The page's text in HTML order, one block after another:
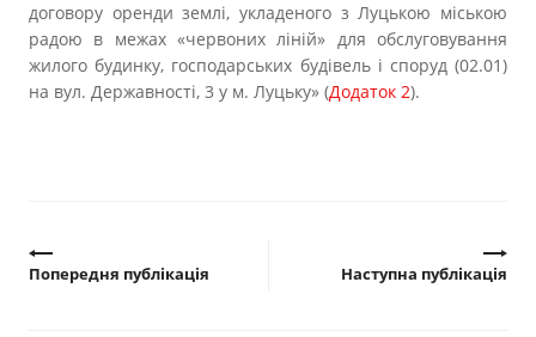
Прозорість влади
Документи
договору оренди землі, укладеного з Луцькою міською
радою в межах «червоних ліній» для обслуговування
жилого будинку, господарських будівель і споруд (02.01)
на вул. Державності, 3 у м. Луцьку» (Додаток 2).
Попередня публікація Наступна публікація